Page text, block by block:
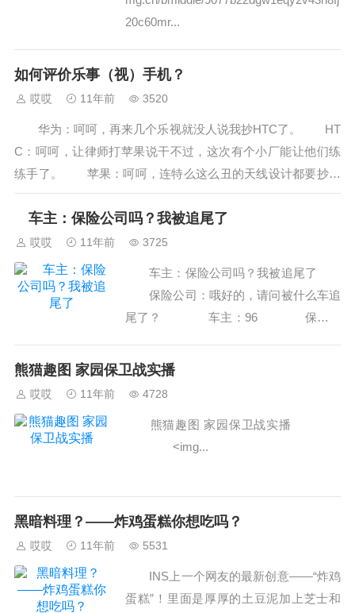
20c60mr...
如何评价乐事（视）手机？
哎哎 11年前 3520
华为：呵呵，再来几个乐视就没人说我抄HTC了。 HT
C：呵呵，让律师打苹果说干不过，这次有个小厂能让他们练
练手了。 苹果：呵呵，连特么这么丑的天线设计都要抄！
还特么吐槽我，这次被吐槽了吧。 ...
车主：保险公司吗？我被追尾了
哎哎 11年前 3725
车主：保险公司吗？我被追尾了
保险公司：哦好的，请问被什么车追
尾了？ 车主：96 保险公
呃。。。就是96。。。。 ˂/...
熊猫趣图 家园保卫战实播
哎哎 11年前 4728
熊猫趣图 家园保卫战实播
˂img...
黑暗料理？——炸鸡蛋糕你想吃吗？
哎哎 11年前 5531
INS上一个网友的最新创意——“炸鸡
蛋糕”！里面是厚厚的土豆泥加上芝士和